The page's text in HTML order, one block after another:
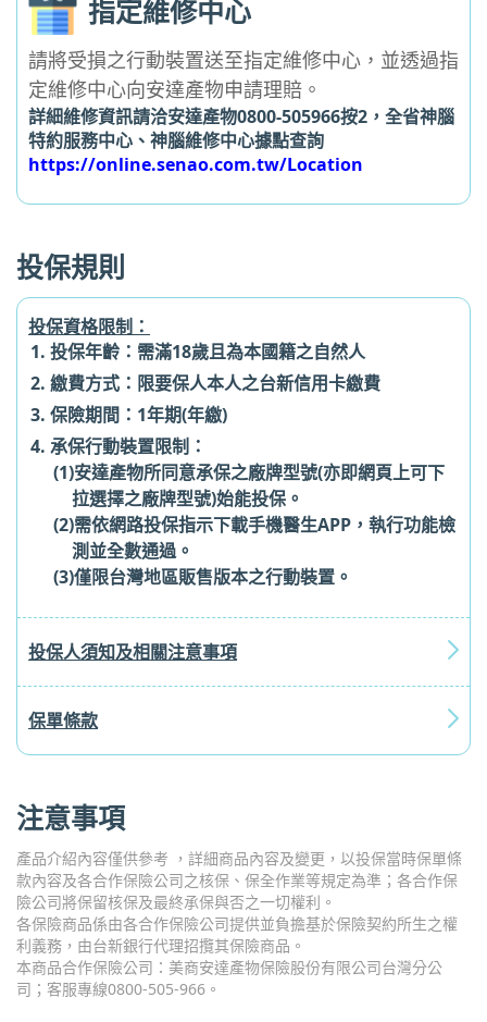
指定維修中心
請將受損之行動裝置送至指定維修中心，並透過指
定維修中心向安達產物申請理賠。
詳細維修資訊請洽安達產物0800-505966按2，全省神腦
特約服務中心、神腦維修中心據點查詢
https://online.senao.com.tw/Location
投保規則
投保資格限制：
投保年齡：需滿18歲且為本國籍之自然人
繳費方式：限要保人本人之台新信用卡繳費
保險期間：1年期(年繳)
承保行動裝置限制：
(1)安達產物所同意承保之廠牌型號(亦即網頁上可下
拉選擇之廠牌型號)始能投保。
(2)需依網路投保指示下載手機醫生APP，執行功能檢
測並全數通過。
(3)僅限台灣地區販售版本之行動裝置。
投保人須知及相關注意事項
保單條款
注意事項
產品介紹內容僅供參考 ，詳細商品內容及變更，以投保當時保單條
款內容及各合作保險公司之核保、保全作業等規定為準；各合作保
險公司將保留核保及最終承保與否之一切權利。
各保險商品係由各合作保險公司提供並負擔基於保險契約所生之權
利義務，由台新銀行代理招攬其保險商品。
本商品合作保險公司：美商安達產物保險股份有限公司台灣分公
司；客服專線0800-505-966。